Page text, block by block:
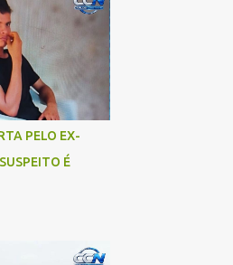
PELO EX-
É
com um carro. As
do acidente deverão ser
pelas autoridades competentes. ...